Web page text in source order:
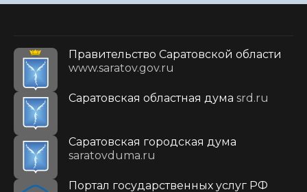
Правительство Саратовской области
www.saratov.gov.ru
Саратовская областная дума srd.ru
Саратовская городская дума
saratovduma.ru
Портал государственных услуг РФ